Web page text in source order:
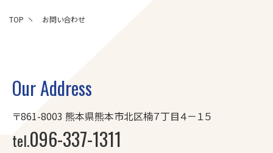
TOP お問い合わせ
Our Address
〒861-8003 熊本県熊本市北区楠７丁目４－１５
tel.096-337-1311